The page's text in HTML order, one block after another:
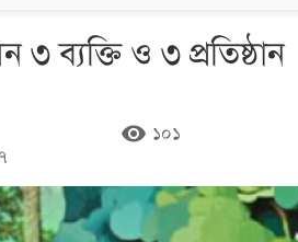
ব্যক্তি ও ৩ প্রতিষ্ঠান
remove_red_eye ১০১